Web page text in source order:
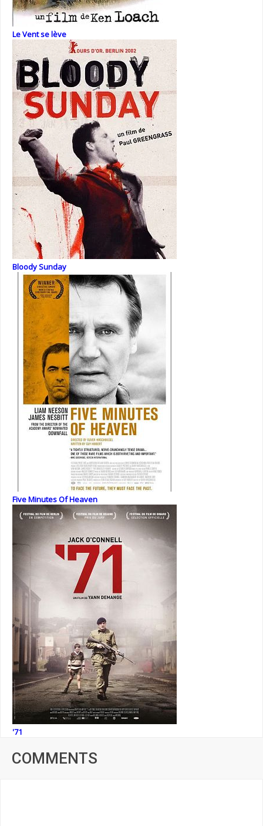
Le Vent se lève
Bloody Sunday
Five Minutes Of Heaven
'71
COMMENTS